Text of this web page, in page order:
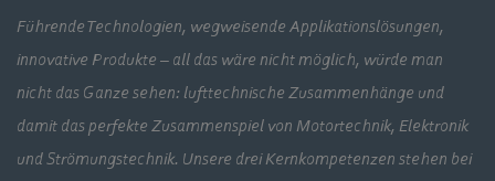
Führende Technologien, wegweisende Applikationslösungen,
innovative Produkte – all das wäre nicht möglich, würde man
nicht das Ganze sehen: lufttechnische Zusammenhänge und
damit das perfekte Zusammenspiel von Motortechnik, Elektronik
und Strömungstechnik. Unsere drei Kernkompetenzen stehen bei